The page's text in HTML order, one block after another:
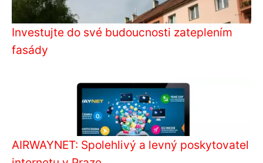
Investujte do své budoucnosti zateplením
fasády
AIRWAYNET: Spolehlivý a levný poskytovatel